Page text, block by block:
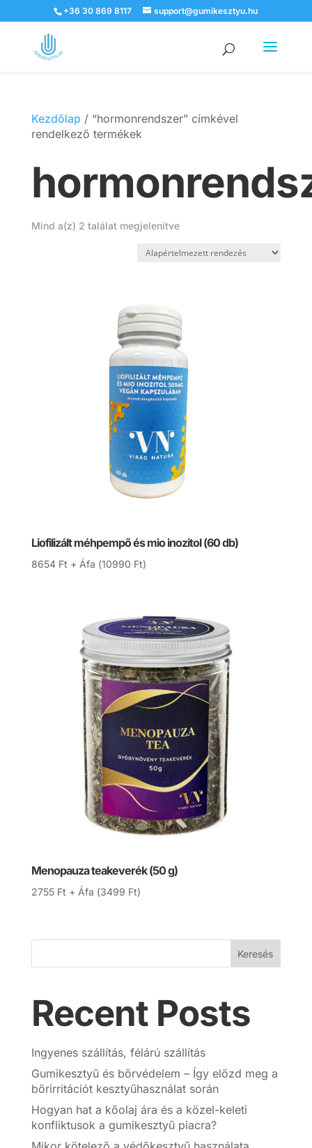
+36 30 869 8117 support@gumikesztyu.hu
Products
search
Kezdőlap / “hormonrendszer” címkével
rendelkező termékek
Mind a(z) 2 találat megjelenítve
Liofilizált méhpempő és mio inozitol (60 db)
8654 Ft + Áfa (10990 Ft)
Menopauza teakeverék (50 g)
2755 Ft + Áfa (3499 Ft)
Keresés
Recent Posts
Ingyenes szállítás, félárú szállítás
Gumikesztyű és bőrvédelem – Így előzd meg a
bőrirritációt kesztyűhasználat során
Hogyan hat a kőolaj ára és a közel-keleti
konfliktusok a gumikesztyű piacra?